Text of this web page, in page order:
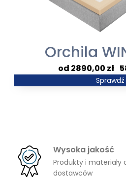
Orchila
2890,00 zł–
Zakres
Sprawdź
Wysoka jakość
Produkty i materiały
dostawców